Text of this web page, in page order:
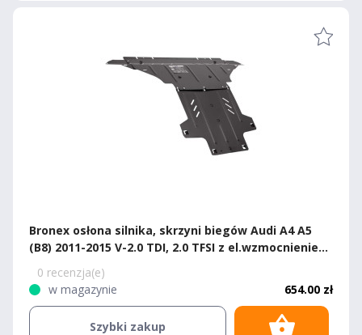
Bronex osłona silnika, skrzyni biegów Audi A4 A5
(B8) 2011-2015 V-2.0 TDI, 2.0 TFSI z el.wzmocnieniem
0 recenzja(e)
w magazynie
654.00 zł
Szybki zakup